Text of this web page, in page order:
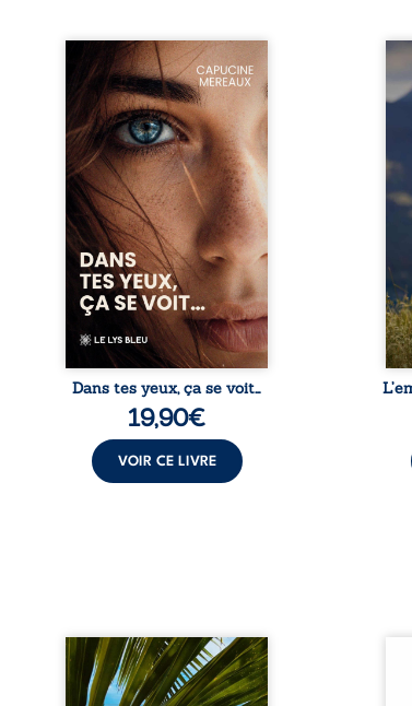
À seize ans, Violette peine à
trouver sa place dans la
société. Entre timidité,
moqueries et peur du
jugement, elle avance avec le
sentiment d’être différente,
sans comprendre pleinement
ce qui l’habite. Sa rencontre
avec Louise bouleverse ses
certitudes et fait naître en elle
des émotions longtemps
refoulées. Des années plus
tard, alors qu’elle s’apprête à ...
Dans tes yeux, ça se voit…
19,90€
VOIR CE LIVRE
et
Au réveil, Pierre, jeune retraité,
découvre qu’il est devenu une
séduisante femme métissée de
Aux